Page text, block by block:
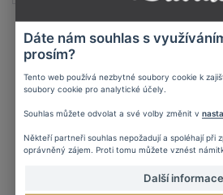
Dáte nám souhlas s
prosím?
Tento web používá nezbytné soubory cookie k
soubory cookie pro analytické účely.
Souhlas můžete odvolat a své volby změnit v
Někteří partneři souhlas nepožadují a spoléhají při
oprávněný zájem. Proti tomu můžete vznést
Další informace